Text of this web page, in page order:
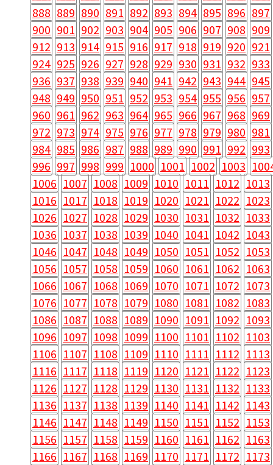
888 889 890 891 892 893 894 895 896 897
900 901 902 903 904 905 906 907 908 909
912 913 914 915 916 917 918 919 920 921
924 925 926 927 928 929 930 931 932 933
936 937 938 939 940 941 942 943 944 945
948 949 950 951 952 953 954 955 956 957
960 961 962 963 964 965 966 967 968 969
972 973 974 975 976 977 978 979 980 981
984 985 986 987 988 989 990 991 992 993
996 997 998 999 1000 1001 1002 1003
1006 1007 1008 1009 1010 1011 1012 1013
1016 1017 1018 1019 1020 1021 1022 1023
1026 1027 1028 1029 1030 1031 1032 1033
1036 1037 1038 1039 1040 1041 1042 1043
1046 1047 1048 1049 1050 1051 1052 1053
1056 1057 1058 1059 1060 1061 1062 1063
1066 1067 1068 1069 1070 1071 1072 1073
1076 1077 1078 1079 1080 1081 1082 1083
1086 1087 1088 1089 1090 1091 1092 1093
1096 1097 1098 1099 1100 1101 1102 1103
1106 1107 1108 1109 1110 1111 1112 1113
1116 1117 1118 1119 1120 1121 1122 1123
1126 1127 1128 1129 1130 1131 1132 1133
1136 1137 1138 1139 1140 1141 1142 1143
1146 1147 1148 1149 1150 1151 1152 1153
1156 1157 1158 1159 1160 1161 1162 1163
1166 1167 1168 1169 1170 1171 1172 1173